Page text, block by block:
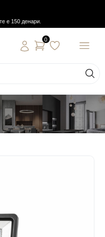
е 150 денари.
0